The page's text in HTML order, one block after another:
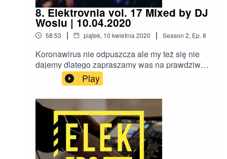
8. Elektrovnia vol. 17 Mixed by DJ
Wosiu | 10.04.2020
58:53 | piątek, 10 kwietnia 2020 | Season 2, Ep. 8
Koronawirus nie odpuszcza ale my też się nie
dajemy dlatego zapraszamy was na prawdziwe
House Party!Tylko soczyste house'iwo z
Elektrovnia x Dj Wosiu!Pamiętajcie, myjemy
rączki, zasłaniamy się kaszląc i w najlepszej
piżamie tańczymy na łóżku!
Play